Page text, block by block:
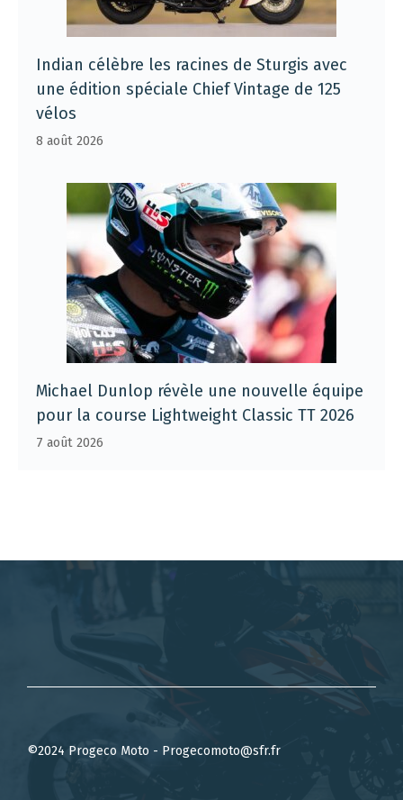
Indian célèbre les racines de Sturgis avec
une édition spéciale Chief Vintage de 125
vélos
8 août 2026
Michael Dunlop révèle une nouvelle équipe
pour la course Lightweight Classic TT 2026
7 août 2026
©2024 Progeco Moto - Progecomoto@sfr.fr